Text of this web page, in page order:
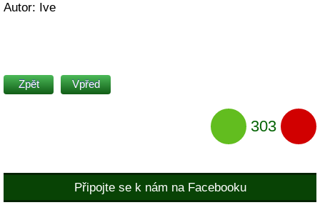
Autor: Ive
Zpět Vpřed
303
Připojte se k nám na Facebooku